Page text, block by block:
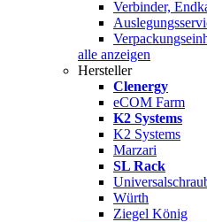
Verbinder,
alle anzeigen
Hersteller
Clenergy
eCOM Farm
K2 Systems
K2 Systems
Marzari
SL Rack
Würth
Ziegel König